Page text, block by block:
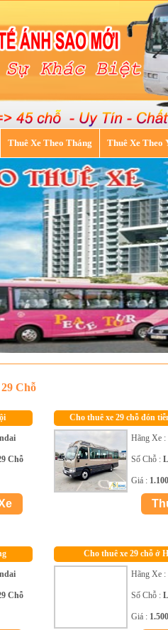
Thuê Xe Theo Tháng Thuê Xe Theo
Chỗ
Chỗ
Cho thuê xe 29 chỗ đón
Hãng Xe :
Số Chỗ :
Giá :
Chỗ
Cho thuê xe 29 chỗ ở
Hãng Xe :
Số Chỗ :
Giá :